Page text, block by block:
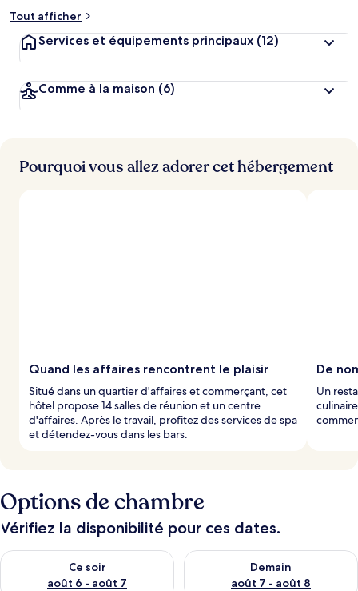
n
i
e
e
r
s
Tout afficher
Services et équipements principaux (12)
Comme à la maison (6)
Pourquoi vous allez adorer cet hébergement
Quand les affaires rencontrent le plaisir
Situé dans un quartier d'affaires et commerçant, cet
hôtel propose 14 salles de réunion et un centre
d'affaires. Après le travail, profitez des services de spa
et détendez-vous dans les bars.
De
Un
Options de chambre
Vérifiez la disponibilité pour ces dates.
Ce soir
août 6 - août 7
Vérifier la disponibilité pour ce soir août 6 - août 7
Demain
août 7 - août 8
Vérifier la disponibilité pour